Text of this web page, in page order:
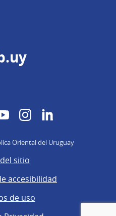
YouTubeInstagram
Oriental del Uruguay
sitio
accesibilidad
de uso